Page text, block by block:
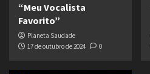
“Meu Vocalista
Favorito”
Planeta Saudade
17 de outubro de 2024
0